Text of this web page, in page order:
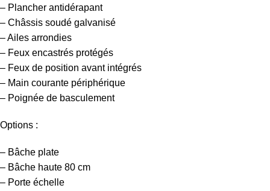
– Plancher antidérapant
– Châssis soudé galvanisé
– Ailes arrondies
– Feux encastrés protégés
– Feux de position avant intégrés
– Main courante périphérique
– Poignée de basculement
Options :
– Bâche plate
– Bâche haute 80 cm
– Porte échelle